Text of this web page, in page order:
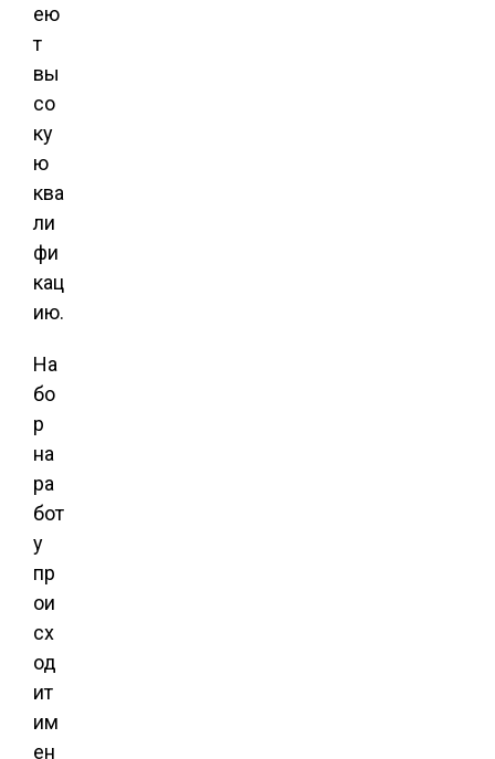
ею
т
вы
со
ку
ю
ква
ли
фи
кац
ию.
На
бо
р
на
ра
бот
у
пр
ои
сх
од
ит
им
ен